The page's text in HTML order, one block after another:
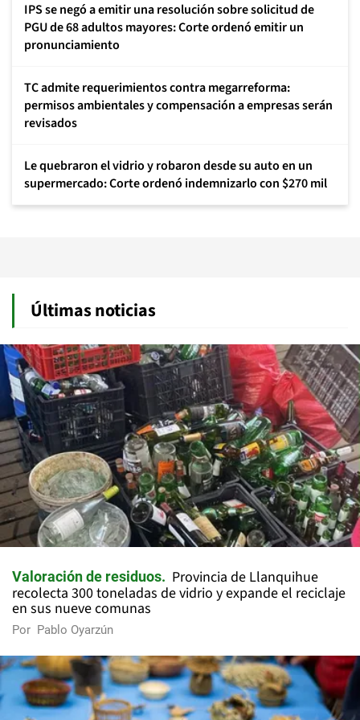
IPS se negó a emitir una resolución sobre solicitud de
PGU de 68 adultos mayores: Corte ordenó emitir un
pronunciamiento
TC admite requerimientos contra megarreforma:
permisos ambientales y compensación a empresas serán
revisados
Le quebraron el vidrio y robaron desde su auto en un
supermercado: Corte ordenó indemnizarlo con $270 mil
Últimas noticias
Valoración de residuos
Provincia de Llanquihue
recolecta 300 toneladas de vidrio y expande el reciclaje
en sus nueve comunas
Por Pablo Oyarzún